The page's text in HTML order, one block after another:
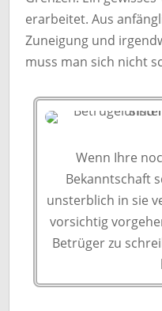
erarbeitet. Aus
Zuneigung und
muss man sich nicht
Wenn Ihre
Bekanntschaft
unsterblich in sie
vorsichtig
Betrüger zu